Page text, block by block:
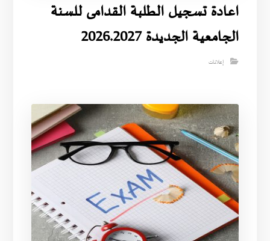
اعادة تسجيل الطلبة القدامى للسنة
الجامعية الجديدة 2026.2027
إعلانات